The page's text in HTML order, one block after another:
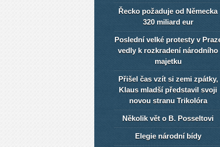
Řecko požaduje od Německa
320 miliard eur
Poslední velké protesty v
vedly k rozkradení národního
majetku
Přišel čas vzít si zemi zpátky,
Klaus mladší představil svoji
novou stranu Trikolóra
Několik vět o B. Posseltovi
Elegie národní bídy